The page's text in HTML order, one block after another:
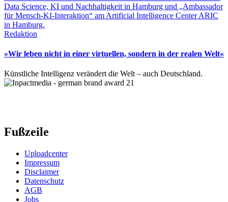
Redaktion
»Wir leben nicht in einer virtuellen, sondern in der realen Welt«
Künstliche Intelligenz verändert die Welt – auch Deutschland.
Fußzeile
Uploadcenter
Impressum
Disclaimer
Datenschutz
AGB
Jobs